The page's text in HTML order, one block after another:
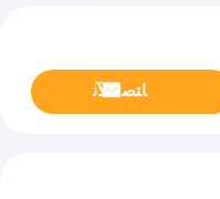
ﺎﺘﺼﻟ ﺍﻶﻧ